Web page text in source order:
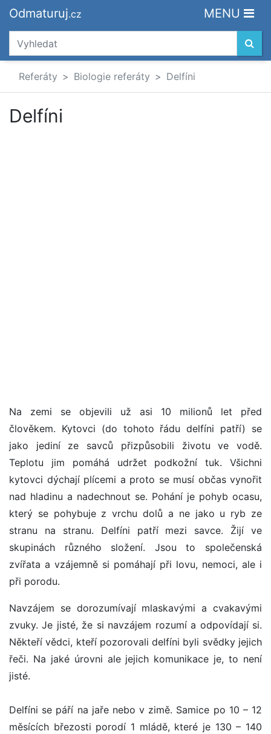
Odmaturuj.cz MENU
Referáty Biologie referáty Delfíni
Delfíni
Na zemi se objevili už asi 10 milionů let před
člověkem. Kytovci (do tohoto řádu delfíni patří) se
jako jediní ze savců přizpůsobili životu ve vodě.
Teplotu jim pomáhá udržet podkožní tuk. Všichni
kytovci dýchají plícemi a proto se musí občas vynořit
nad hladinu a nadechnout se. Pohání je pohyb ocasu,
který se pohybuje z vrchu dolů a ne jako u ryb ze
stranu na stranu. Delfíni patří mezi savce. Žijí ve
skupinách různého složení. Jsou to společenská
zvířata a vzájemně si pomáhají při lovu, nemoci, ale i
při porodu.
Navzájem se dorozumívají mlaskavými a cvakavými
zvuky. Je jisté, že si navzájem rozumí a odpovídají si.
Někteří vědci, kteří pozorovali delfíni byli svědky jejich
řeči. Na jaké úrovni ale jejich komunikace je, to není
jisté.
Delfíni se páří na jaře nebo v zimě. Samice po 10 – 12
měsících březosti porodí 1 mládě, které je 130 – 140